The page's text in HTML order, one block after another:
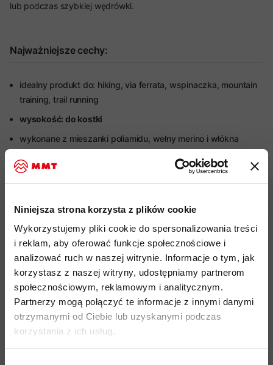
Niniejsza strona korzysta z plików cookie
Wykorzystujemy pliki cookie do spersonalizowania treści
i reklam, aby oferować funkcje społecznościowe i
analizować ruch w naszej witrynie. Informacje o tym, jak
korzystasz z naszej witryny, udostępniamy partnerom
społecznościowym, reklamowym i analitycznym.
Partnerzy mogą połączyć te informacje z innymi danymi
otrzymanymi od Ciebie lub uzyskanymi podczas
korzystania z ich usług.
lub podczas szybkiej wędrówki.
Najważniejsze cechy:
idealny produkt do: hiking, via ferrata, wspinaczka, mountain
training, trail running
wysokość: do kostki
wykonane z mieszanki poliamidu, wełny merino i włókna
generowaniem ciepła, kontrolą powstawania
nieprzyjemnych zapachów, odprowadzaniem wilgoci i
specjalna mieszanka włókien, zapewnia wygodę
użytkowania, jest przyjemna dla skóry oraz doskonalone
odprowadza wilgoć i schnie szybciej niż tradycyjne czysto
wełniane tkaniny
naturalne, antybakteryjne i termoregulacyjne właściwości
wełny merino
zapobiegają powstawaniu nieprzyjemnych
zapachów, nawet przy długim użytkowaniu i przegrzewaniu
naturalne, ekologiczne włókno TENCEL Lyocell